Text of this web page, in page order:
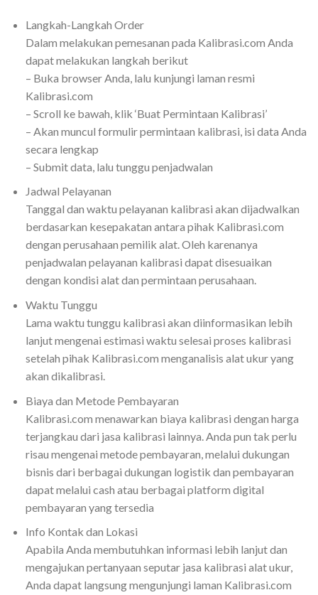
Langkah-Langkah Order
Dalam melakukan pemesanan pada Kalibrasi.com Anda
dapat melakukan langkah berikut
– Buka browser Anda, lalu kunjungi laman resmi
Kalibrasi.com
– Scroll ke bawah, klik ‘Buat Permintaan Kalibrasi’
– Akan muncul formulir permintaan kalibrasi, isi data Anda
secara lengkap
– Submit data, lalu tunggu penjadwalan
Jadwal Pelayanan
Tanggal dan waktu pelayanan kalibrasi akan dijadwalkan
berdasarkan kesepakatan antara pihak Kalibrasi.com
dengan perusahaan pemilik alat. Oleh karenanya
penjadwalan pelayanan kalibrasi dapat disesuaikan
dengan kondisi alat dan permintaan perusahaan.
Waktu Tunggu
Lama waktu tunggu kalibrasi akan diinformasikan lebih
lanjut mengenai estimasi waktu selesai proses kalibrasi
setelah pihak Kalibrasi.com menganalisis alat ukur yang
akan dikalibrasi.
Biaya dan Metode Pembayaran
Kalibrasi.com menawarkan biaya kalibrasi dengan harga
terjangkau dari jasa kalibrasi lainnya. Anda pun tak perlu
risau mengenai metode pembayaran, melalui dukungan
bisnis dari berbagai dukungan logistik dan pembayaran
dapat melalui cash atau berbagai platform digital
pembayaran yang tersedia
Info Kontak dan Lokasi
Apabila Anda membutuhkan informasi lebih lanjut dan
mengajukan pertanyaan seputar jasa kalibrasi alat ukur,
Anda dapat langsung mengunjungi laman Kalibrasi.com